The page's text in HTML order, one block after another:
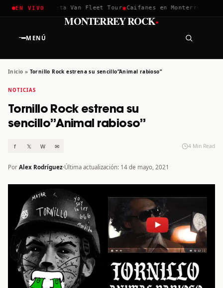
EN VIVO
2026✱ Greta Van Fleet Tour✱Caifanes en Monterrey · 12
MENÚ
MONTERREY ROCK·
Inicio » Tornillo Rock estrena su sencillo”Animal rabioso”
NOTICIAS
Tornillo Rock estrena su
sencillo”Animal rabioso”
f 𝕏 W ✉ 4 Min Read
Por Alex Rodríguez Última actualización: 14 de mayo, 2021